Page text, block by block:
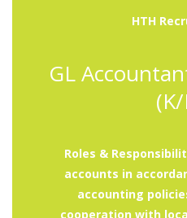
HTH
GL
Roles &
accounts in
accounting
cooperation with